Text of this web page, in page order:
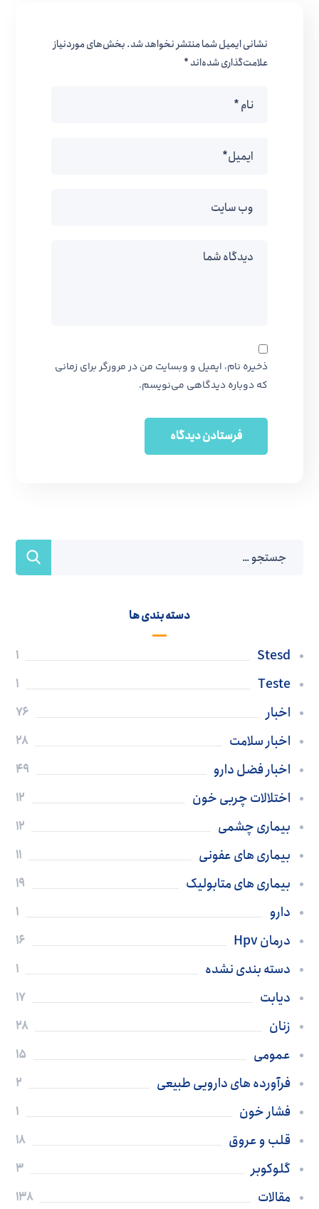
نشانی ایمیل شما منتشر نخواهد شد.بخش‌های موردنیاز
علامت‌گذاری شده‌اند*
ذخیره نام، ایمیل و وبسایت من در مرورگر برای زمانی
که دوباره دیدگاهی می‌نویسم.
دسته بندی ها
Stesd
1
Teste
1
اخبار 76
اخبار سلامت 28
اخبار فضل دارو 49
اختلالات چربی خون 12
بیماری چشمی 12
بیماری های عفونی 11
بیماری های متابولیک 19
دارو 1
درمان Hpv 16
دسته بندی نشده 1
دیابت 17
زنان 28
عمومی 15
فرآورده های دارویی طبیعی 2
فشار خون 1
قلب و عروق 18
گلوکوبر 3
مقالات 138